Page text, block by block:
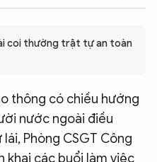
coi thường trật tự an toàn
thông có chiều hướng
nước ngoài điều
Phòng CSGT Công
khai các buổi làm việc